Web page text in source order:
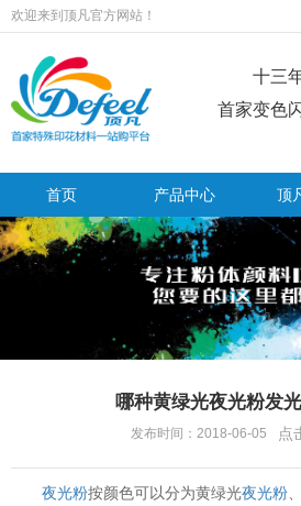
欢迎来到顶凡官方网站！
十三
首家变色
首页 产品中心 顶
哪种黄绿光夜光粉发
发布时间：2018-06-05 点
夜光粉按颜色可以分为黄绿光夜光粉